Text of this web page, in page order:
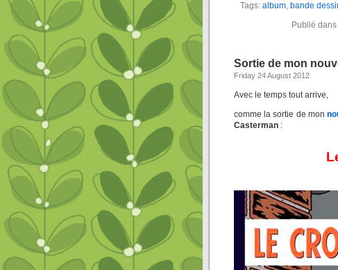
Tags: album, bande
Publié dans
Sortie de mon
Friday 24 August 2012
Avec le temps tout arrive,
comme la sortie de mon
Casterman :